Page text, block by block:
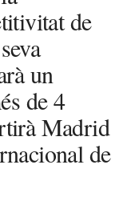
de
un
de 4
Madrid
de